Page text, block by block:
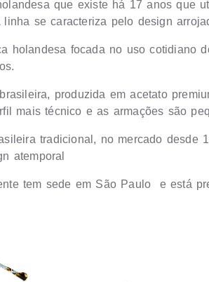
que existe há 17 anos que
linha se caracteriza pelo design
holandesa focada no uso cotidiano
produzida em acetato
mais técnico e as armações são
tradicional, no mercado desde
atemporal
tem sede em São Paulo e está